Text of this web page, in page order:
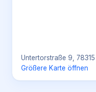
Untertorstraße 9,
Größere Karte öffnen